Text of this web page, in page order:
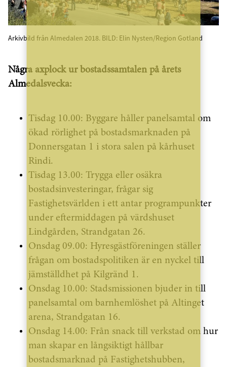
Arkivbild från Almedalen 2018. BILD: Elin Nysten/Region Gotland
Några axplock ur bostadssamtalen på årets
Almedalsvecka:
Tisdag 10.00: Byggare håller panelsamtal om
ökad rörlighet på bostadsmarknaden på
Donnersgatan 1 i stora salen på kårhuset
Rindi.
Tisdag 13.00: Trygga eller osäkra
bostadsinvesteringar, frågar sig
Fastighetsvärlden i ett antar programpunkter
under eftermiddagen på värdshuset
Lindgården, Strandgatan 26.
Onsdag 09.00: Hyresgästföreningen ställer
frågan om bostadspolitiken är en nyckel till
jämställdhet på Kilgränd 1.
Onsdag 10.00: Stadsmissionen bjuder in till
panelsamtal om barnhemlöshet på Altinget
arena, Strandgatan 16.
Onsdag 14.00: Från snack till verkstad om hur
man skapar en långsiktigt hållbar
bostadsmarknad på Fastighetshubben,